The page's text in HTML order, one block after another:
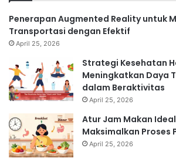
Penerapan Augmented Reality untuk
Transportasi dengan Efektif
April 25, 2026
Strategi Kesehatan
Meningkatkan Daya
dalam Beraktivitas
April 25, 2026
Atur Jam Makan
Maksimalkan Proses
April 25, 2026